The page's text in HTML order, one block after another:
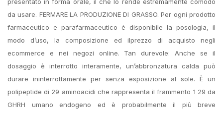
da usare. FERMARE LA PRODUZIONE DI GRASSO. Per ogni prodotto
farmaceutico e parafarmaceutico è disponibile la posologia, il
modo d’uso, la composizione ed ilprezzo di acquisto negli
ecommerce e nei negozi online. Tan durevole: Anche se il
dosaggio è interrotto interamente, un’abbronzatura calda può
durare ininterrottamente per senza esposizione al sole. È un
polipeptide di 29 aminoacidi che rappresenta il frammento 1 29 da
GHRH umano endogeno ed è probabilmente il più breve